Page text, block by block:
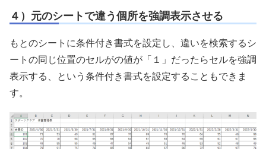
４）元のシートで違う個所を強調表示させる
もとのシートに条件付き書式を設定し、違いを検索するシ
ートの同じ位置のセルがの値が「１」だったらセルを強調
表示する、という条件付き書式を設定することもできま
す。